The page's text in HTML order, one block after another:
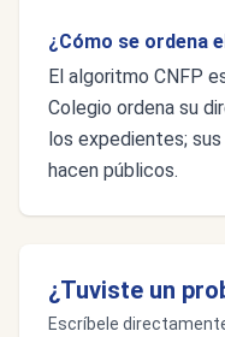
¿Cómo se ordena
El algoritmo CNFP
Colegio ordena su
los expedientes;
hacen públicos.
¿Tuviste un
Escríbele